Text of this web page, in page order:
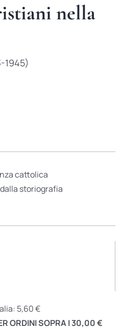
nella
1945)
cattolica
storiografia
5,60 €
ORDINI SOPRA I 30,00 €